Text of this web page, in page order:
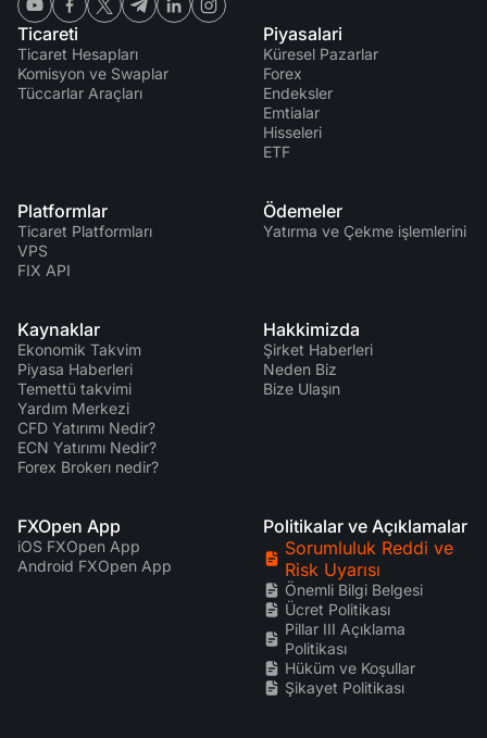
Ticareti
Ticaret Hesapları
Komisyon ve Swaplar
Tüccarlar Araçları
Piyasalari
Küresel Pazarlar
Forex
Endeksler
Emtialar
Hisseleri
ETF
Platformlar
Ticaret Platformları
VPS
FIX API
Ödemeler
Yatırma ve Çekme işlemlerini
Kaynaklar
Ekonomik Takvim
Piyasa Haberleri
Temettü takvimi
Yardım Merkezi
CFD Yatırımı Nedir?
ECN Yatırımı Nedir?
Forex Brokerı nedir?
Hakkimizda
Şirket Haberleri
Neden Biz
Bize Ulaşın
FXOpen App
iOS FXOpen App
Android FXOpen App
Politikalar ve Açıklamalar
Sorumluluk Reddi ve
Risk Uyarısı
Önemli Bilgi Belgesi
Ücret Politikası
Pillar III Açıklama
Politikası
Hüküm ve Koşullar
Şikayet Politikası